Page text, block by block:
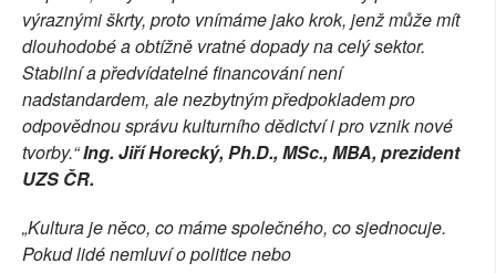
výraznými škrty, proto vnímáme jako krok, jenž může mít
dlouhodobé a obtížně vratné dopady na celý sektor.
Stabilní a předvídatelné financování není
nadstandardem, ale nezbytným předpokladem pro
odpovědnou správu kulturního dědictví i pro vznik nové
tvorby.“Ing. Jiří Horecký, Ph.D., MSc., MBA, prezident
UZS ČR.
„Kultura je něco, co máme společného, co sjednocuje.
Pokud lidé nemluví o politice nebo